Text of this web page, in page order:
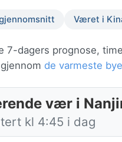
Været i
dagers prognose,
de varmeste
vær i
kl 4:45 i dag